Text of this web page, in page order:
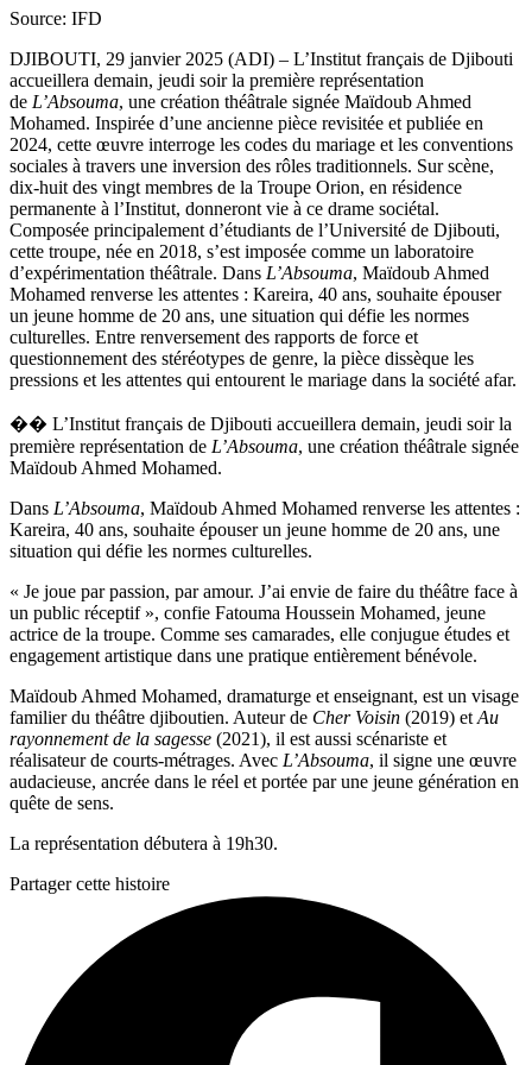
Source: IFD
DJIBOUTI, 29 janvier 2025 (ADI) – L’Institut français de Djibouti
accueillera demain, jeudi soir la première représentation
de L’Absouma, une création théâtrale signée Maïdoub Ahmed
Mohamed. Inspirée d’une ancienne pièce revisitée et publiée en
2024, cette œuvre interroge les codes du mariage et les conventions
sociales à travers une inversion des rôles traditionnels. Sur scène,
dix-huit des vingt membres de la Troupe Orion, en résidence
permanente à l’Institut, donneront vie à ce drame sociétal.
Composée principalement d’étudiants de l’Université de Djibouti,
cette troupe, née en 2018, s’est imposée comme un laboratoire
d’expérimentation théâtrale. Dans L’Absouma, Maïdoub Ahmed
Mohamed renverse les attentes : Kareira, 40 ans, souhaite épouser
un jeune homme de 20 ans, une situation qui défie les normes
culturelles. Entre renversement des rapports de force et
questionnement des stéréotypes de genre, la pièce dissèque les
pressions et les attentes qui entourent le mariage dans la société afar.
�� L’Institut français de Djibouti accueillera demain, jeudi soir la
première représentation de L’Absouma, une création théâtrale signée
Maïdoub Ahmed Mohamed.
Dans L’Absouma, Maïdoub Ahmed Mohamed renverse les attentes :
Kareira, 40 ans, souhaite épouser un jeune homme de 20 ans, une
situation qui défie les normes culturelles.
« Je joue par passion, par amour. J’ai envie de faire du théâtre face à
un public réceptif », confie Fatouma Houssein Mohamed, jeune
actrice de la troupe. Comme ses camarades, elle conjugue études et
engagement artistique dans une pratique entièrement bénévole.
Maïdoub Ahmed Mohamed, dramaturge et enseignant, est un visage
familier du théâtre djiboutien. Auteur de Cher Voisin (2019) et Au
rayonnement de la sagesse (2021), il est aussi scénariste et
réalisateur de courts-métrages. Avec L’Absouma, il signe une œuvre
audacieuse, ancrée dans le réel et portée par une jeune génération en
quête de sens.
La représentation débutera à 19h30.
Partager cette histoire